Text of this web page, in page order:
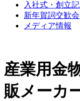
入社式・創立
新年賀詞交歓会
メディア情報
産業用金
販メーカ